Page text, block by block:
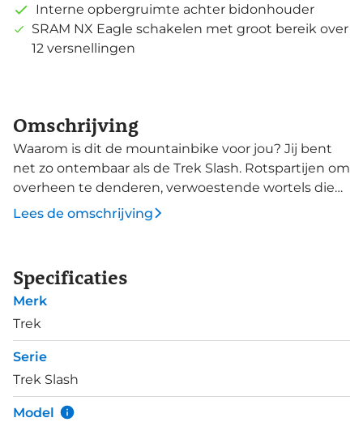
Interne opbergruimte achter bidonhouder
SRAM NX Eagle schakelen met groot bereik over
12 versnellingen
Omschrijving
Waarom is dit de mountainbike voor jou? Jij bent
net zo ontembaar als de Trek Slash. Rotspartijen om
overheen te denderen, verwoestende wortels die
eens niet je wielen vermorzelen en drops niet
langer onneembaar zijn. Met de Trek Slash enduro
voor en 160mm achter. De geometrie kent een
stabiele vlakke balhoofdhoek voor steile trails
gecombineerd met een steile zitbuishoek om
maximaal vermogen te leveren.&nbsp; Schakelen
met deze Slash 7 doe je met een SRAM NX Eagle
groepset. Een dropper zadelpen is een logische
keuze voor grote obstakels en drops.
Lees de omschrijving
Specificaties
Merk
Trek
Serie
Trek Slash
Model